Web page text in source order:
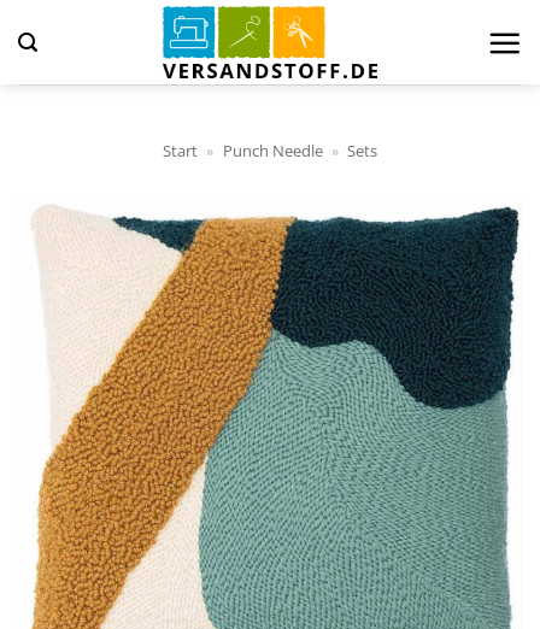
Inhalt
springen
Start » Punch Needle » Sets